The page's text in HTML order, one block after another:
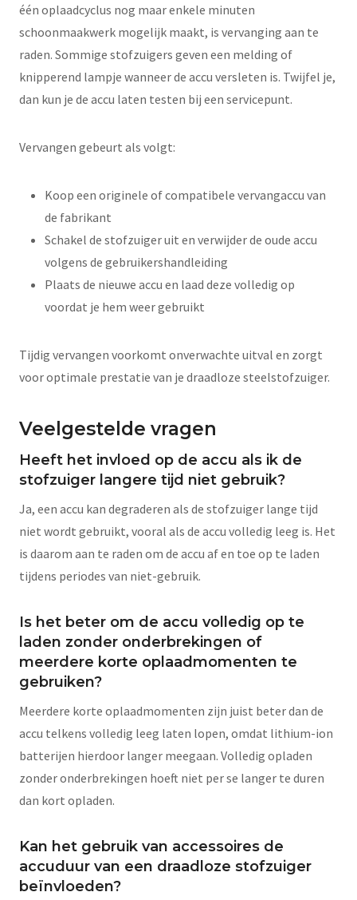
één oplaadcyclus nog maar enkele minuten
schoonmaakwerk mogelijk maakt, is vervanging aan te
raden. Sommige stofzuigers geven een melding of
knipperend lampje wanneer de accu versleten is. Twijfel je,
dan kun je de accu laten testen bij een servicepunt.
Vervangen gebeurt als volgt:
Koop een originele of compatibele vervangaccu van
de fabrikant
Schakel de stofzuiger uit en verwijder de oude accu
volgens de gebruikershandleiding
Plaats de nieuwe accu en laad deze volledig op
voordat je hem weer gebruikt
Tijdig vervangen voorkomt onverwachte uitval en zorgt
voor optimale prestatie van je draadloze steelstofzuiger.
Veelgestelde vragen
Heeft het invloed op de accu als ik de
stofzuiger langere tijd niet gebruik?
Ja, een accu kan degraderen als de stofzuiger lange tijd
niet wordt gebruikt, vooral als de accu volledig leeg is. Het
is daarom aan te raden om de accu af en toe op te laden
tijdens periodes van niet-gebruik.
Is het beter om de accu volledig op te
laden zonder onderbrekingen of
meerdere korte oplaadmomenten te
gebruiken?
Meerdere korte oplaadmomenten zijn juist beter dan de
accu telkens volledig leeg laten lopen, omdat lithium-ion
batterijen hierdoor langer meegaan. Volledig opladen
zonder onderbrekingen hoeft niet per se langer te duren
dan kort opladen.
Kan het gebruik van accessoires de
accuduur van een draadloze stofzuiger
beïnvloeden?